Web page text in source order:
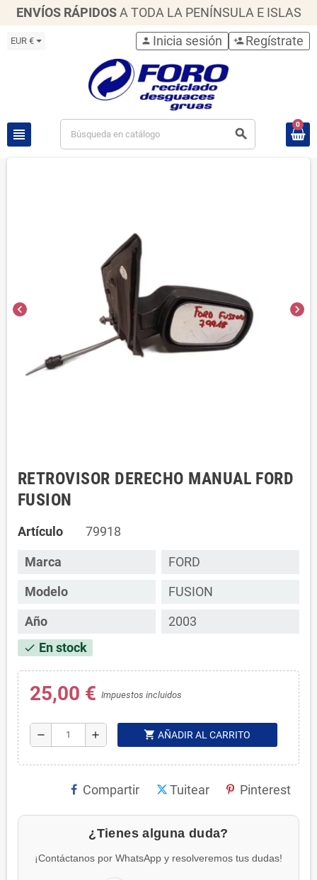
ENVÍOS RÁPIDOS A TODA LA PENÍNSULA E ISLAS
EUR €
view_headline search
person Inicia sesión person_add Regístrate
0
chevron_left chevron_right
RETROVISOR DERECHO MANUAL FORD
FUSION
Artículo 79918
Marca
FORD
Modelo
FUSION
Año
2003
check En stock
25,00 € Impuestos incluidos
remove add shopping_cart AÑADIR AL CARRITO
Compartir Tuitear Pinterest
¿Tienes alguna duda?
¡Contáctanos por WhatsApp y resolveremos tus dudas!